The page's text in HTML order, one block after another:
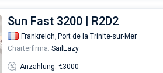
Sun Fast 3200 | R2D2
Frankreich, Port de la Trinite-sur-Mer
Charterfirma: SailEazy
Anzahlung: €3000